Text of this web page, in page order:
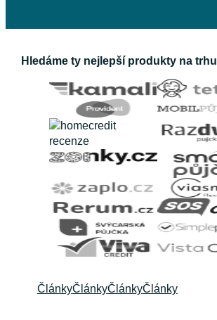
Hledáme ty nejlepší produkty na trhu
ČlánkyČlánkyČlánkyČlánky